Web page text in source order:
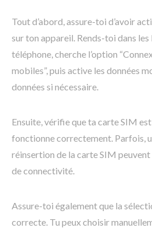
Tout d’abord, assure-toi d’avoir
sur ton appareil. Rends-toi dans
téléphone, cherche l’option
mobiles”, puis active les données
données si nécessaire.
Ensuite, vérifie que ta carte SIM
fonctionne correctement. Parfois,
réinsertion de la carte SIM
de connectivité.
Assure-toi également que la
correcte. Tu peux choisir